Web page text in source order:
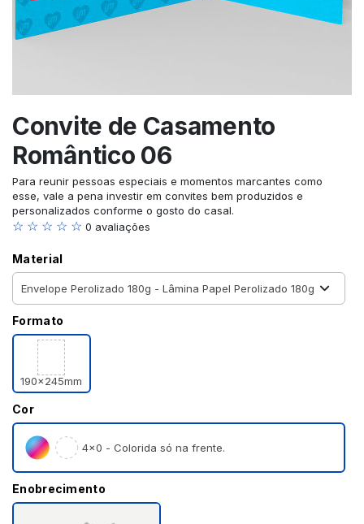
Convite de Casamento
Romântico 06
Para reunir pessoas especiais e momentos marcantes como
esse, vale a pena investir em convites bem produzidos e
personalizados conforme o gosto do casal.
☆ ☆ ☆ ☆ ☆ 0 avaliações
Material
Formato
190x245mm
Cor
4×0 - Colorida só na frente.
Enobrecimento